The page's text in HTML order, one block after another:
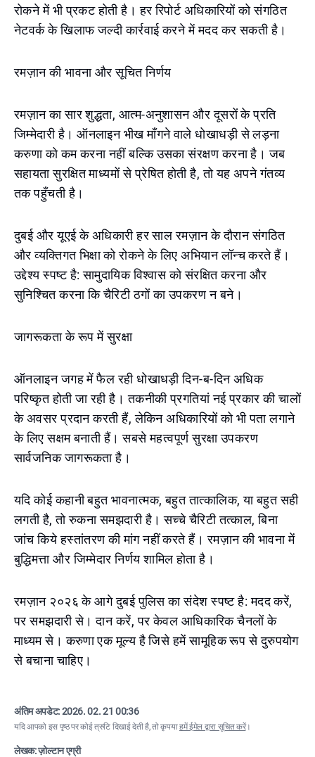
रोकने में भी प्रकट होती है। हर रिपोर्ट अधिकारियों को संगठित
नेटवर्क के खिलाफ जल्दी कार्रवाई करने में मदद कर सकती है।
रमज़ान की भावना और सूचित निर्णय
रमज़ान का सार शुद्धता, आत्म-अनुशासन और दूसरों के प्रति
जिम्मेदारी है। ऑनलाइन भीख माँगने वाले धोखाधड़ी से लड़ना
करुणा को कम करना नहीं बल्कि उसका संरक्षण करना है। जब
सहायता सुरक्षित माध्यमों से प्रेषित होती है, तो यह अपने गंतव्य
तक पहुँचती है।
दुबई और यूएई के अधिकारी हर साल रमज़ान के दौरान संगठित
और व्यक्तिगत भिक्षा को रोकने के लिए अभियान लॉन्च करते हैं।
उद्देश्य स्पष्ट है: सामुदायिक विश्वास को संरक्षित करना और
सुनिश्चित करना कि चैरिटी ठगों का उपकरण न बने।
जागरूकता के रूप में सुरक्षा
ऑनलाइन जगह में फैल रही धोखाधड़ी दिन-ब-दिन अधिक
परिष्कृत होती जा रही है। तकनीकी प्रगतियां नई प्रकार की चालों
के अवसर प्रदान करती हैं, लेकिन अधिकारियों को भी पता लगाने
के लिए सक्षम बनाती हैं। सबसे महत्वपूर्ण सुरक्षा उपकरण
सार्वजनिक जागरूकता है।
यदि कोई कहानी बहुत भावनात्मक, बहुत तात्कालिक, या बहुत सही
लगती है, तो रुकना समझदारी है। सच्चे चैरिटी तत्काल, बिना
जांच किये हस्तांतरण की मांग नहीं करते हैं। रमज़ान की भावना में
बुद्धिमत्ता और जिम्मेदार निर्णय शामिल होता है।
रमज़ान २०२६ के आगे दुबई पुलिस का संदेश स्पष्ट है: मदद करें,
पर समझदारी से। दान करें, पर केवल आधिकारिक चैनलों के
माध्यम से। करुणा एक मूल्य है जिसे हमें सामूहिक रूप से दुरुपयोग
से बचाना चाहिए।
अंतिम अपडेट:2026. 02. 21 00:36
यदि आपको इस पृष्ठ पर कोई त्रुटि दिखाई देती है, तो कृपयाहमें ईमेल द्वारा सूचित करें।
लेखक: ज़ोल्टान एग्री